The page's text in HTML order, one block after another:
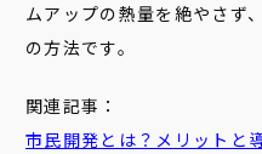
ムアップの熱量を絶やさず
の方法です。
関連記事：
市民開発とは？メリットと